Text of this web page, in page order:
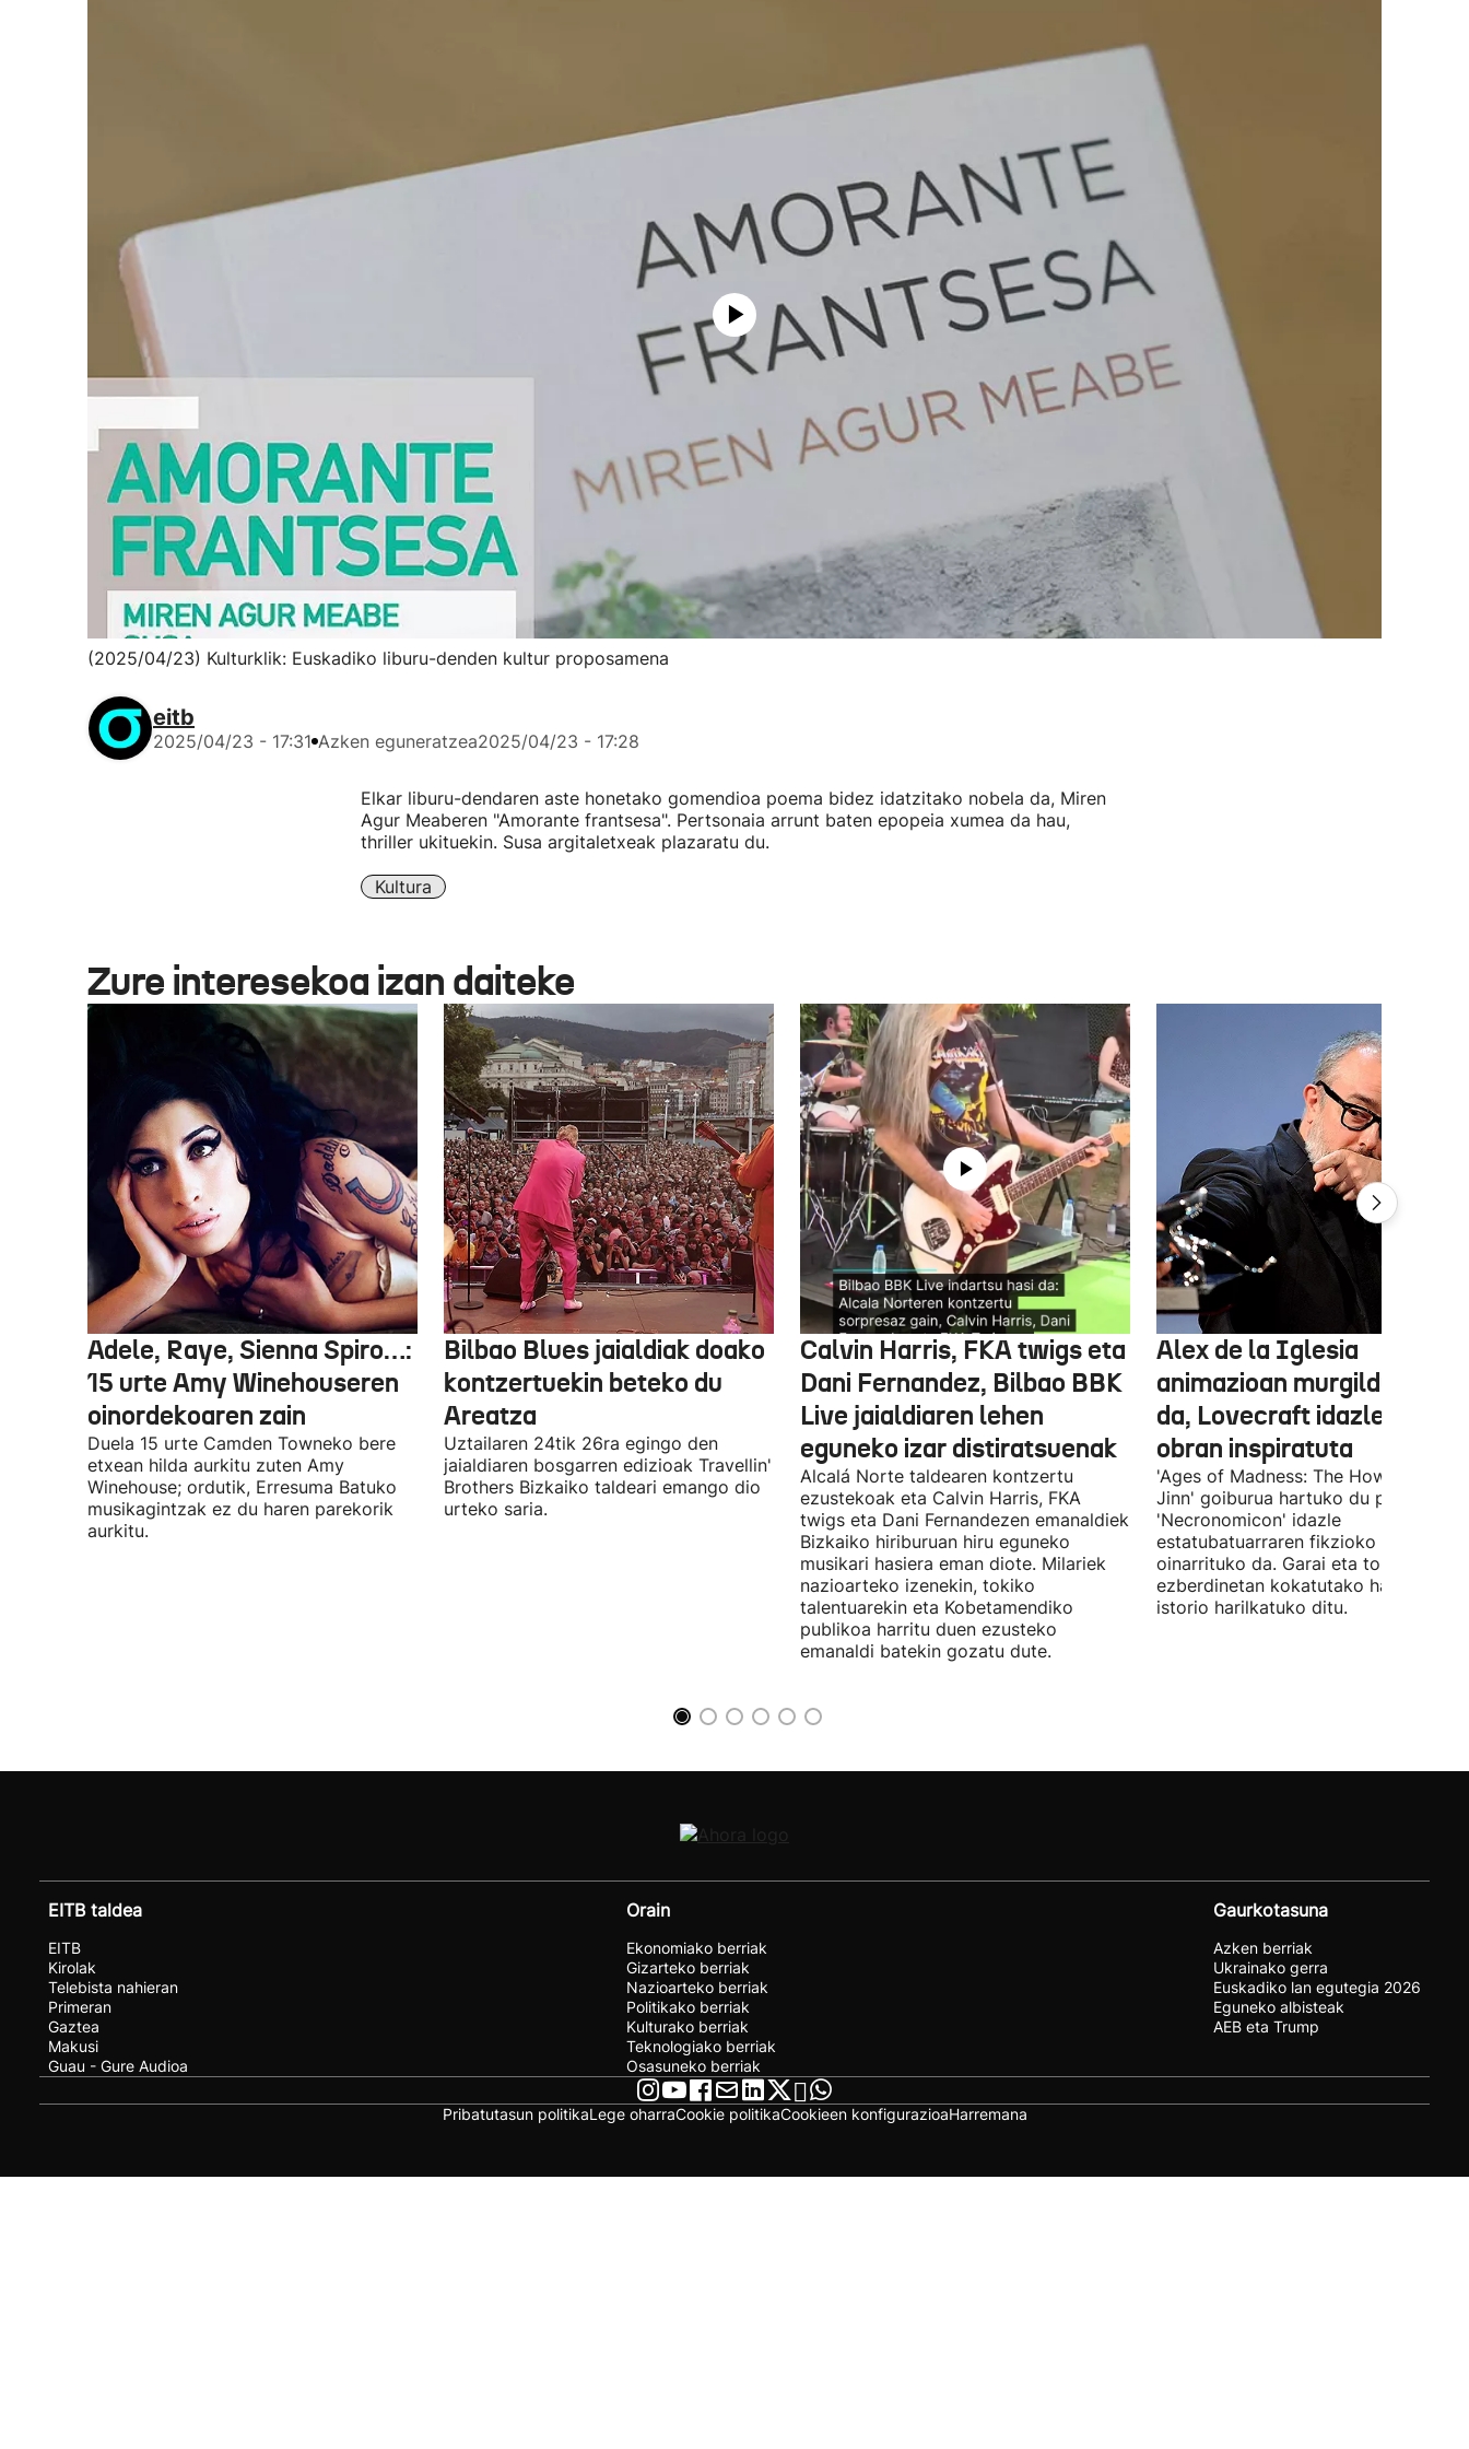
(2025/04/23) Kulturklik: Euskadiko liburu-denden kultur proposamena
eitb
2025/04/23 - 17:31 Azken eguneratzea2025/04/23 - 17:28
Elkar liburu-dendaren aste honetako gomendioa poema bidez idatzitako nobela da, Miren
Agur Meaberen "Amorante frantsesa". Pertsonaia arrunt baten epopeia xumea da hau,
thriller ukituekin. Susa argitaletxeak plazaratu du.
Kultura
Zure interesekoa izan daiteke
Adele, Raye, Sienna Spiro…:
15 urte Amy Winehouseren
oinordekoaren zain
Duela 15 urte Camden Towneko bere
etxean hilda aurkitu zuten Amy
Winehouse; ordutik, Erresuma Batuko
musikagintzak ez du haren parekorik
aurkitu.
Bilbao Blues jaialdiak doako
kontzertuekin beteko du
Areatza
Uztailaren 24tik 26ra egingo den
jaialdiaren bosgarren edizioak Travellin'
Brothers Bizkaiko taldeari emango dio
urteko saria.
Calvin Harris, FKA twigs eta
Dani Fernandez, Bilbao BBK
Live jaialdiaren lehen
eguneko izar distiratsuenak
Alcalá Norte taldearen kontzertu
ezustekoak eta Calvin Harris, FKA
twigs eta Dani Fernandezen emanaldiek
Bizkaiko hiriburuan hiru eguneko
musikari hasiera eman diote. Milariek
nazioarteko izenekin, tokiko
talentuarekin eta Kobetamendiko
publikoa harritu duen ezusteko
emanaldi batekin gozatu dute.
Alex de la Iglesia
animazioan murgilduko
da, Lovecraft idazlearen
obran inspiratuta
'Ages of Madness: The Howling of
Jinn' goiburua hartuko du pelikulak,
'Necronomicon' idazle
estatubatuarraren fikzioko liburuan
oinarrituko da. Garai eta toki
ezberdinetan kokatutako hainbat
istorio harilkatuko ditu.
EITB taldea
EITB
Kirolak
Telebista nahieran
Primeran
Gaztea
Makusi
Guau - Gure Audioa
Orain
Ekonomiako berriak
Gizarteko berriak
Nazioarteko berriak
Politikako berriak
Kulturako berriak
Teknologiako berriak
Osasuneko berriak
Gaurkotasuna
Azken berriak
Ukrainako gerra
Euskadiko lan egutegia 2026
Eguneko albisteak
AEB eta Trump
Pribatutasun politikaLege oharraCookie politikaCookieen konfigurazioaHarremana